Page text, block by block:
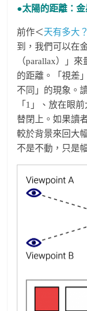
●太陽的距離：
前作＜天有多大
到，我們可以在
（parallax）」
的距離。「視差
不同」的現象。
「1」、放在眼
替閉上。如果讀
較於背景來回大
不是不動，只是